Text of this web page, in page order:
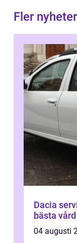
Fler nyheter
Dacia
bästa vård
04 augusti